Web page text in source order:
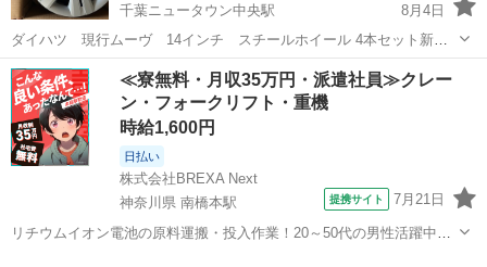
千葉ニュータウン中央駅
8月4日
ダイハツ 現行ムーヴ 14インチ スチールホイール 4本セット新車
外し。 ホイールキャップ ナット付き ホイールキャップを外した時の
擦り傷が少しあります。 よろしくお願い致します。
千葉 印西市 千葉ニュータウン中央駅 タイヤ、ホイール
≪寮無料・月収35万円・派遣社員≫クレー
ン・フォークリフト・重機
時給1,600円
日払い
株式会社BREXA Next
神奈川県 南橋本駅
提携サイト 7月21日
リチウムイオン電池の原料運搬・投入作業！20～50代の男性活躍中★